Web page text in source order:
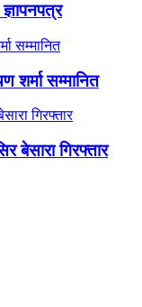
शर्मा सम्मानित
बेसारा गिरफ्तार